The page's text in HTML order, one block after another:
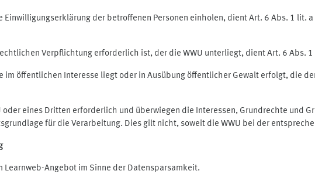
der betroffenen Personen einholen, dient Art. 6 Abs. 1 lit. a
Verpflichtung erforderlich ist, der die WWU unterliegt, dient Art. 6 Abs. 1
öffentlichen Interesse liegt oder in Ausübung öffentlicher Gewalt erfolgt, die
eines Dritten erforderlich und überwiegen die Interessen, Grundrechte und
für die Verarbeitung. Dies gilt nicht, soweit die WWU bei der
Angebot im Sinne der Datensparsamkeit.